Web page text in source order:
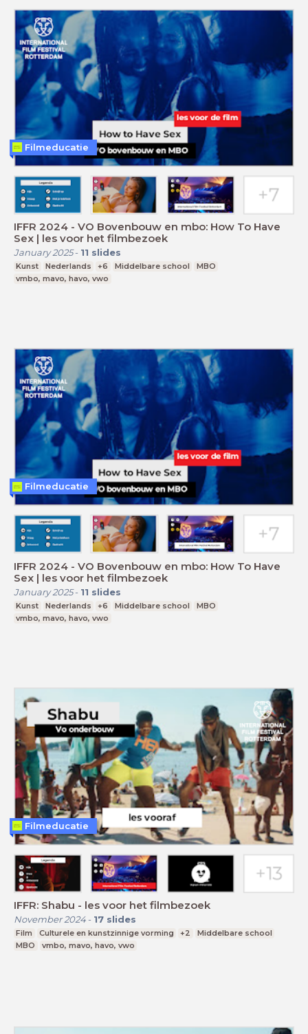
IFFR 2024 - VO Bovenbouw en mbo: How To Have
Sex | les voor het filmbezoek
January 2025- 11 slides
Kunst Nederlands +6 Middelbare school
MBO
vmbo, mavo, havo, vwo
Filmeducatie
IFFR 2024 - VO Bovenbouw en mbo: How To Have
Sex | les voor het filmbezoek
January 2025- 11 slides
Kunst Nederlands +6 Middelbare school
MBO
vmbo, mavo, havo, vwo
Filmeducatie
IFFR: Shabu - les voor het filmbezoek
November 2024- 17 slides
Film Culturele en kunstzinnige vorming +2
Middelbare school
MBO
vmbo, mavo, havo, vwo
Filmeducatie